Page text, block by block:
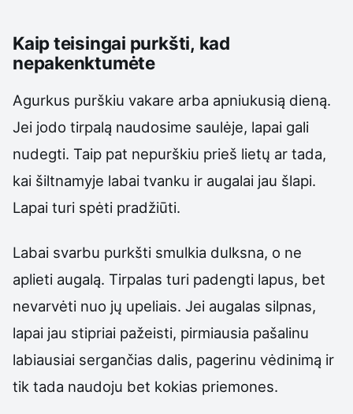
Kaip teisingai purkšti, kad
nepakenktumėte
Agurkus purškiu vakare arba apniukusią dieną.
Jei jodo tirpalą naudosime saulėje, lapai gali
nudegti. Taip pat nepurškiu prieš lietų ar tada,
kai šiltnamyje labai tvanku ir augalai jau šlapi.
Lapai turi spėti pradžiūti.
Labai svarbu purkšti smulkia dulksna, o ne
aplieti augalą. Tirpalas turi padengti lapus, bet
nevarvėti nuo jų upeliais. Jei augalas silpnas,
lapai jau stipriai pažeisti, pirmiausia pašalinu
labiausiai sergančias dalis, pagerinu vėdinimą ir
tik tada naudoju bet kokias priemones.